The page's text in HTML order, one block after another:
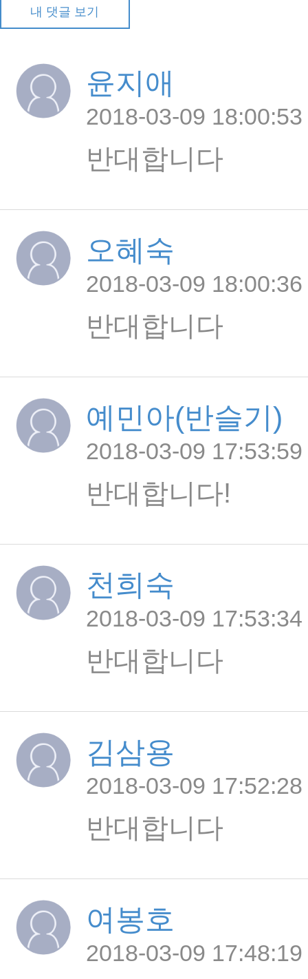
내 댓글 보기
윤지애
2018-03-09 18:00:53
반대합니다
오혜숙
2018-03-09 18:00:36
반대합니다
예민아(반슬기)
2018-03-09 17:53:59
반대합니다!
천희숙
2018-03-09 17:53:34
반대합니다
김삼용
2018-03-09 17:52:28
반대합니다
여봉호
2018-03-09 17:48:19